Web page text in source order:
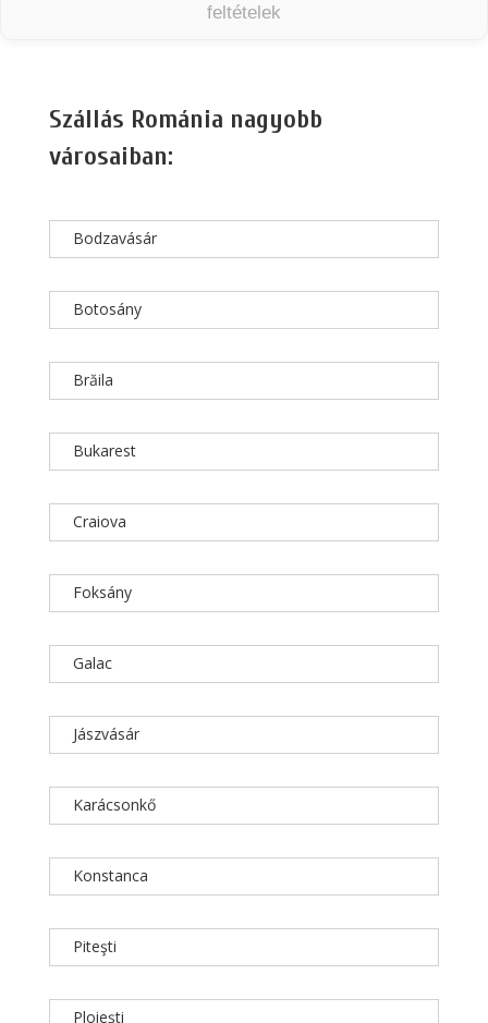
feltételek
Szállás Románia nagyobb
városaiban:
Bodzavásár
Botosány
Brăila
Bukarest
Craiova
Foksány
Galac
Jászvásár
Karácsonkő
Konstanca
Piteşti
Ploieşti